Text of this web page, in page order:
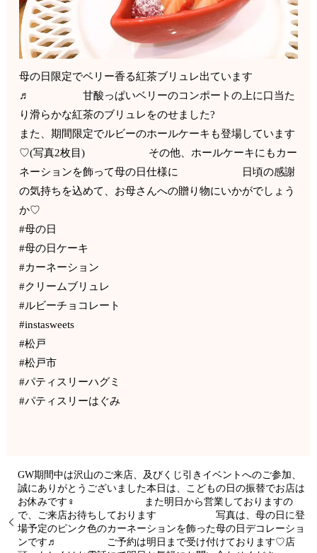
母の日限定でベリー香る紅茶ブリュレ出ています
♬ 甘酸っぱいベリーのコンポートの上に口当た
り滑らかな紅茶のブリュレをのせました?
また、期間限定でルビーのホールケーキも登場しています
♡(写真2枚目) その他、ホールケーキにもカー
ネーションを飾って母の日仕様に 日頃の感謝
の気持ちを込めて、お母さんへの贈り物にいかがでしょう
か♡
#母の日
#母の日ケーキ
#カーネーション
#クリームブリュレ
#ルビーチョコレート
#instasweets
#松戸
#松戸市
#パティスリーハグミ
#パティスリーはぐみ
GW期間中は沢山のご来店、及びくじ引きイベントへのご参加、
誠にありがとうございました本日は、こどもの日の振替でお店は
お休みです‍♀️ また明日から営業しておりますの
で、ご来店お待ちしております 写真は、母の日に登
場予定のピンク色のカーネーションを飾った母の日デコレーショ
ンです♬ ご予約は明日まで受け付けております♡店